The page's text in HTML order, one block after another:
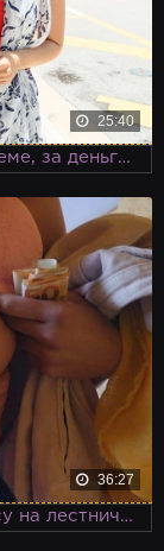
25:40
Трахает невесту, пока жених на стреме, за деньги, которые парочка потратит на свадьбу
36:27
Молодчик дрючит симпатичную чиксу на лестничной площадке за деньги